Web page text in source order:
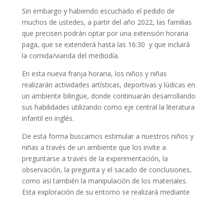
Sin embargo y habiendo escuchado el pedido de
muchos de ustedes, a partir del año 2022, las familias
que precisen podrán optar por una extensión horaria
paga, que se extenderá hasta las 16:30 y que incluirá
la comida/vianda del mediodía.
En esta nueva franja horaria, los niños y niñas
realizarán actividades artísticas, deportivas y lúdicas en
un ambiente bilingüe, donde continuarán desarrollando
sus habilidades utilizando como eje central la literatura
infantil en inglés.
De esta forma buscamos estimular a nuestros niños y
niñas a través de un ambiente que los invite a
preguntarse a través de la experimentación, la
observación, la pregunta y el sacado de conclusiones,
como así también la manipulación de los materiales.
Esta exploración de su entorno se realizará mediante